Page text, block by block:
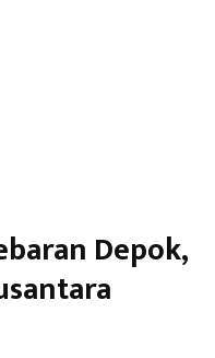
Depok,